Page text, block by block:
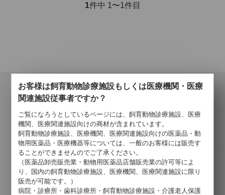
1件中 1〜1件目
会員登録について
当サイトでの購入には会員登録が必要となります。
登録の認証が済みましたら、会員登録完了のご報告を、ご登録
メールアドレス宛にご連絡いたします。
詳しくはこちら >
お支払いについて
掛け払い・クレジットカード・代引きがご利用いただけます。
以下のクレジットカードがご利用可能です。
お客様は飼育動物診療施設もしくは医療機関・医療
関連施設従事者ですか？
ご覧になろうとしているページには、飼育動物診療施設、医療
機関、医療関連施設向けの商材が含まれています。
飼育動物診療施設、医療機関、医療関連施設向けの医薬品・動
物用医薬品・医療機器等については、一般のお客様には販売す
ることができませんのでご了承ください。
（医薬品卸売販売業・動物用医薬品店舗販売業の許可等によ
り、国内の飼育動物診療施設、医療機関、医療関連施設に限り
販売が可能です。）
病院・診療所・歯科診療所・飼育動物診療施設・介護老人保護